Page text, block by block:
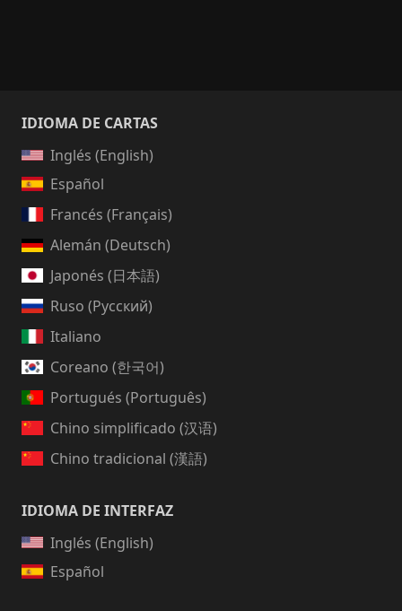
IDIOMA DE CARTAS
Inglés (English)
Español
Francés (Français)
Alemán (Deutsch)
Japonés (日本語)
Ruso (Русский)
Italiano
Coreano (한국어)
Portugués (Português)
Chino simplificado (汉语)
Chino tradicional (漢語)
IDIOMA DE INTERFAZ
Inglés (English)
Español